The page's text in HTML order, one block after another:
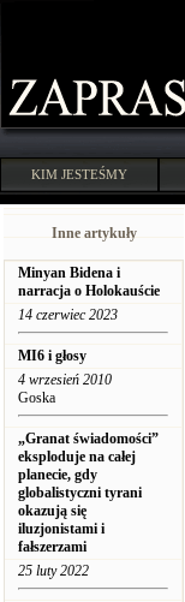
KIM JESTEŚMY
Inne artykuły
Minyan Bidena i
narracja o Holokauście
14 czerwiec 2023
MI6 i głosy
4 wrzesień 2010
Goska
„Granat świadomości”
eksploduje na całej
planecie, gdy
globalistyczni tyrani
okazują się
iluzjonistami i
fałszerzami
25 luty 2022